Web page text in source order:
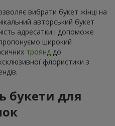
вибрати букет жінці на
авторський букет
адресатки і допоможе
широкий
троянд до
флористики з
букети для